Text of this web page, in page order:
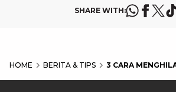
SHARE WITH:
HOME BERITA & TIPS 3 CARA